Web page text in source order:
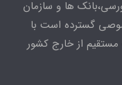
ها و سازمان
گسترده است با
از خارج کشور